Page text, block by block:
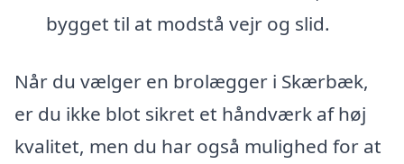
bygget til at modstå vejr og slid.
Når du vælger en brolægger i Skærbæk,
er du ikke blot sikret et håndværk af høj
kvalitet, men du har også mulighed for at